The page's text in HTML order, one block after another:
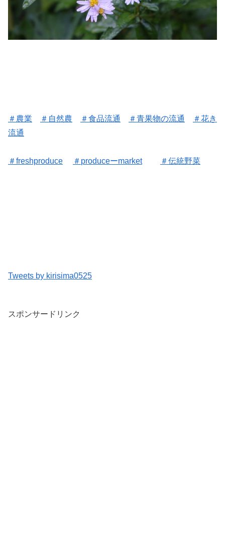
＃ 農業 ＃ 自然農 ＃食品流通 ＃青果物の流通
＃花き
流通
＃freshproduce ＃ produceーmarket ＃伝統野菜
Tweets by kirisima0525
スポンサードリンク